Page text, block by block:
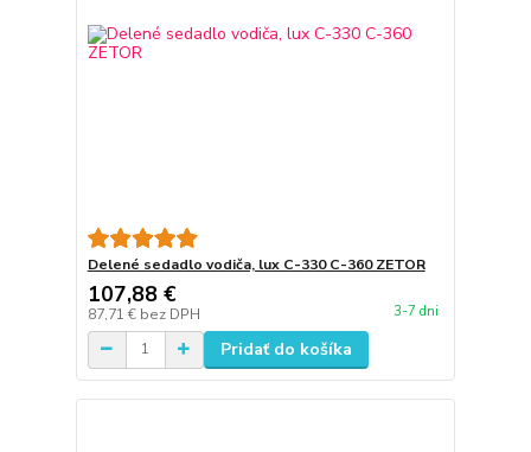
Delené sedadlo vodiča, lux C-330 C-360 ZETOR
107,88 €
87,71 € bez DPH 3-7 dni
Pridať do košíka